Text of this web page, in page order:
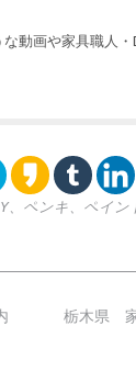
動画や家具職人
、ペンキ、ペイ
栃木県